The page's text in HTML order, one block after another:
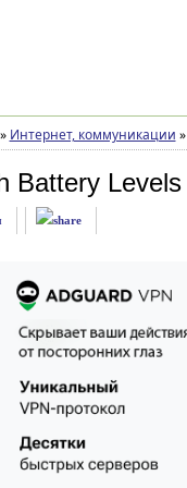
» Интернет, коммуникации »
Battery Levels